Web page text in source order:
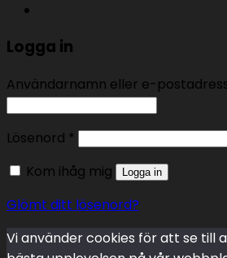
Logga in
Användarnamn eller e-
Lösenord *
Kom ihåg mig
Logga in
Glömt ditt lösenord?
Vi använder cookies för att se till